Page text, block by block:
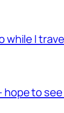
while I
hope to